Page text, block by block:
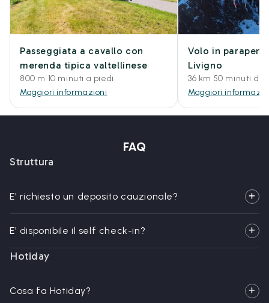
Passeggiata a cavallo con
merenda tipica valtellinese
800 m 10 minuti a piedi
Maggiori informazioni
Volo in
Livigno
36 km 50 minuti di
Maggiori
FAQ
Struttura
E' richiesto un deposito cauzionale?
E' disponibile il self check-in?
Hotiday
Cosa fa Hotiday?